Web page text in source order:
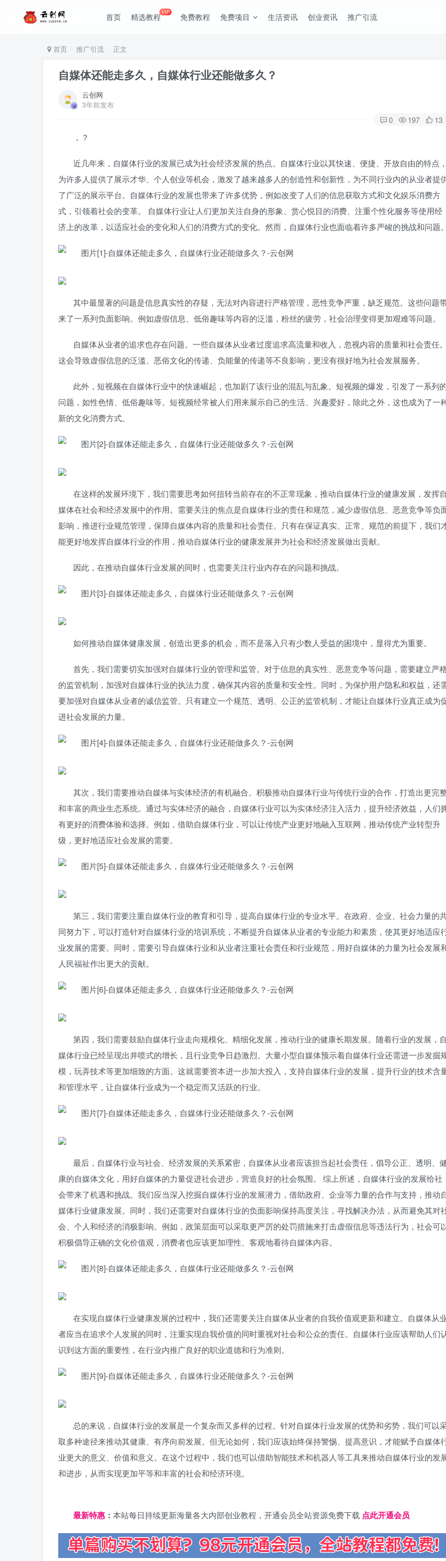
首页 精选教程VIP 免费教程 免费项目 生活资讯 创业资讯 推广引流
首页 推广引流 正文
自媒体还能走多久，自媒体行业还能做多久？
云创网
3年前发布
0 197 13
，？
近几年来，自媒体行业的发展已成为社会经济发展的热点。自媒体行业以其快速、便捷、开放自由的特点，
为许多人提供了展示才华、个人创业等机会，激发了越来越多人的创造性和创新性，为不同行业内的从业者提
了广泛的展示平台。自媒体行业的发展也带来了许多优势，例如改变了人们的信息获取方式和文化娱乐消费方
式，引领着社会的变革。 自媒体行业让人们更加关注自身的形象、赏心悦目的消费、注重个性化服务等使用经
济上的改革，以适应社会的变化和人们的消费方式的变化。然而，自媒体行业也面临着许多严峻的挑战和问题。
其中最显著的问题是信息真实性的存疑，无法对内容进行严格管理，恶性竞争严重，缺乏规范。这些问题
来了一系列负面影响。例如虚假信息、低俗趣味等内容的泛滥，粉丝的疲劳，社会治理变得更加艰难等问题。
自媒体从业者的追求也存在问题。一些自媒体从业者过度追求高流量和收入，忽视内容的质量和社会责任。
这会导致虚假信息的泛滥、恶俗文化的传递、负能量的传递等不良影响，更没有很好地为社会发展服务。
此外，短视频在自媒体行业中的快速崛起，也加剧了该行业的混乱与乱象。短视频的爆发，引发了一系列
问题，如性色情、低俗趣味等。短视频经常被人们用来展示自己的生活、兴趣爱好，除此之外，这也成为了一
新的文化消费方式。
在这样的发展环境下，我们需要思考如何扭转当前存在的不正常现象，推动自媒体行业的健康发展，发挥自
媒体在社会和经济发展中的作用。需要关注的焦点是自媒体行业的责任和规范，减少虚假信息、恶意竞争等负
影响，推进行业规范管理，保障自媒体内容的质量和社会责任。只有在保证真实、正常、规范的前提下，我们
能更好地发挥自媒体行业的作用，推动自媒体行业的健康发展并为社会和经济发展做出贡献。
因此，在推动自媒体行业发展的同时，也需要关注行业内存在的问题和挑战。
如何推动自媒体健康发展，创造出更多的机会，而不是落入只有少数人受益的困境中，显得尤为重要。
首先，我们需要切实加强对自媒体行业的管理和监管。对于信息的真实性、恶意竞争等问题，需要建立严
的监管机制，加强对自媒体行业的执法力度，确保其内容的质量和安全性。同时，为保护用户隐私和权益，还
要加强对自媒体从业者的诚信监管。只有建立一个规范、透明、公正的监管机制，才能让自媒体行业真正成为
进社会发展的力量。
其次，我们需要推动自媒体与实体经济的有机融合。积极推动自媒体行业与传统行业的合作，打造出更完
和丰富的商业生态系统。通过与实体经济的融合，自媒体行业可以为实体经济注入活力，提升经济效益，人们
有更好的消费体验和选择。例如，借助自媒体行业，可以让传统产业更好地融入互联网，推动传统产业转型升
级，更好地适应社会发展的需要。
第三，我们需要注重自媒体行业的教育和引导，提高自媒体行业的专业水平。在政府、企业、社会力量的
同努力下，可以打造针对自媒体行业的培训系统，不断提升自媒体从业者的专业能力和素质，使其更好地适应
业发展的需要。同时，需要引导自媒体行业和从业者注重社会责任和行业规范，用好自媒体的力量为社会发展
人民福祉作出更大的贡献。
第四，我们需要鼓励自媒体行业走向规模化、精细化发展，推动行业的健康长期发展。随着行业的发展，自
媒体行业已经呈现出井喷式的增长，且行业竞争日趋激烈。大量小型自媒体预示着自媒体行业还需进一步发掘
模，玩弄技术等更加细致的方面。这就需要资本进一步加大投入，支持自媒体行业的发展，提升行业的技术含
和管理水平，让自媒体行业成为一个稳定而又活跃的行业。
最后，自媒体行业与社会、经济发展的关系紧密，自媒体从业者应该担当起社会责任，倡导公正、透明、
康的自媒体文化，用好自媒体的力量促进社会进步，营造良好的社会氛围。 综上所述，自媒体行业的发展给社
会带来了机遇和挑战。我们应当深入挖掘自媒体行业的发展潜力，借助政府、企业等力量的合作与支持，推动
媒体行业健康发展。同时，我们还需要对自媒体行业的负面影响保持高度关注，寻找解决办法，从而避免其对
会、个人和经济的消极影响。例如，政策层面可以采取更严厉的处罚措施来打击虚假信息等违法行为，社会可
积极倡导正确的文化价值观，消费者也应该更加理性、客观地看待自媒体内容。
在实现自媒体行业健康发展的过程中，我们还需要关注自媒体从业者的自我价值观更新和建立。自媒体从
者应当在追求个人发展的同时，注重实现自我价值的同时重视对社会和公众的责任。自媒体行业应该帮助人们
识到这方面的重要性，在行业内推广良好的职业道德和行为准则。
总的来说，自媒体行业的发展是一个复杂而又多样的过程。针对自媒体行业发展的优势和劣势，我们可以
取多种途径来推动其健康、有序向前发展。但无论如何，我们应该始终保持警惕、提高意识，才能赋予自媒体
业更大的意义、价值和意义。在这个过程中，我们也可以借助智能技术和机器人等工具来推动自媒体行业的发
和进步，从而实现更加平等和丰富的社会和经济环境。
最新特惠 ： 本站每日持续更新海量各大内部创业教程，开通会员全站资源免费下载 点此开通会员